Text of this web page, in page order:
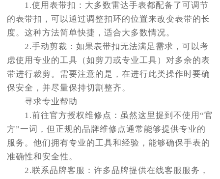
1.使用表带扣：大多数雷达手表都配备了可调节
的表带扣，可以通过调整扣环的位置来改变表带的长
度。这种方法简单快捷，适合大多数情况。
2.手动剪裁：如果表带扣无法满足需求，可以考
虑使用专业的工具（如剪刀或专业工具）对多余的表
带进行裁剪。需要注意的是，在进行此类操作时要确
保安全，并尽量保持切割整齐。
寻求专业帮助
1.前往官方授权维修点：虽然这里提到不使用“官
方”一词，但正规的品牌维修点通常能够提供专业的
服务。他们拥有专业的工具和经验，能够确保手表的
准确性和安全性。
2.联系品牌客服：许多品牌提供在线客服服务，